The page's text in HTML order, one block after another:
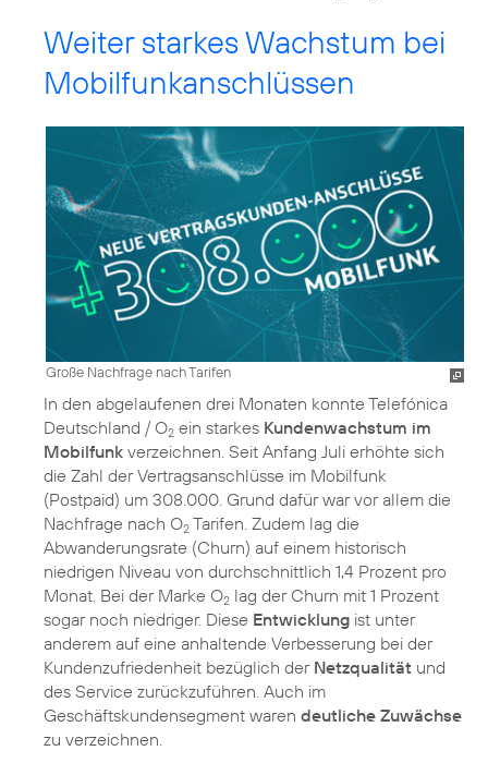
Weiter starkes Wachstum bei
Mobilfunkanschlüssen
Große Nachfrage nach Tarifen
In den abgelaufenen drei Monaten konnte Telefónica
Deutschland / O2 ein starkes Kundenwachstum im
Mobilfunk verzeichnen. Seit Anfang Juli erhöhte sich
die Zahl der Vertragsanschlüsse im Mobilfunk
(Postpaid) um 308.000. Grund dafür war vor allem die
Nachfrage nach O2 Tarifen. Zudem lag die
Abwanderungsrate (Churn) auf einem historisch
niedrigen Niveau von durchschnittlich 1,4 Prozent pro
Monat. Bei der Marke O2 lag der Churn mit 1 Prozent
sogar noch niedriger. Diese Entwicklung ist unter
anderem auf eine anhaltende Verbesserung bei der
Kundenzufriedenheit bezüglich der Netzqualität und
des Service zurückzuführen. Auch im
Geschäftskundensegment waren deutliche Zuwächse
zu verzeichnen.